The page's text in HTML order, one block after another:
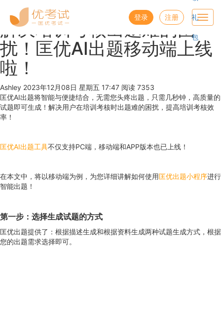
登录 注册 礼
包
解决培训考核出题难的困
扰！匡优AI出题移动端上线
啦！
Ashley 2023年12月08日 星期五 17:47 阅读 7353
匡优AI出题将智能与便捷结合，无需您头疼出题，只需几秒钟，高质量的
试题即可生成！解决用户在培训考核时出题难的困扰，提高培训考核效
率！
匡优AI出题工具不仅支持PC端，移动端和APP版本也已上线！
在本文中，将以移动端为例，为您详细讲解如何使用匡优出题小程序进行
智能出题！
第一步：选择生成试题的方式
匡优出题提供了：根据描述生成和根据资料生成两种试题生成方式，根据
您的出题需求选择即可。